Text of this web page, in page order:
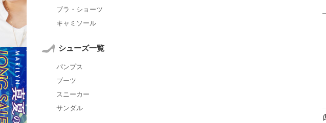
ブラ・ショーツ
キャミソール
シューズ一覧
パンプス
ブーツ
スニーカー
サンダル